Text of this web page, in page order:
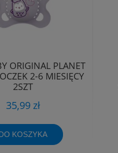
ORIGINAL PLANET
2-6 MIESIĘCY
2SZT
35,99 zł
KOSZYKA